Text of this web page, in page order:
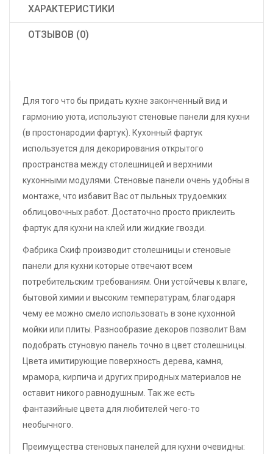
ХАРАКТЕРИСТИКИ
ОТЗЫВОВ (0)
Для того что бы придать кухне законченный вид и
гармонию уюта, используют стеновые панели для кухни
(в простонародии фартук). Кухонный фартук
используется для декорирования открытого
пространства между столешницей и верхними
кухонными модулями. Стеновые панели очень удобны в
монтаже, что избавит Вас от пыльных трудоемких
облицовочных работ. Достаточно просто приклеить
фартук для кухни на клей или жидкие гвозди.
Фабрика Скиф производит столешницы и стеновые
панели для кухни которые отвечают всем
потребительским требованиям. Они устойчевы к влаге,
бытовой химии и высоким температурам, благодаря
чему ее можно смело использовать в зоне кухонной
мойки или плиты. Разнообразие декоров позволит Вам
подобрать стуновую панель точно в цвет столешницы.
Цвета имитирующие поверхность дерева, камня,
мрамора, кирпича и других природных материалов не
оставит никого равнодушным. Так же есть
фантазийные цвета для любителей чего-то
необычного.
Преимущества стеновых панелей для кухни очевидны: